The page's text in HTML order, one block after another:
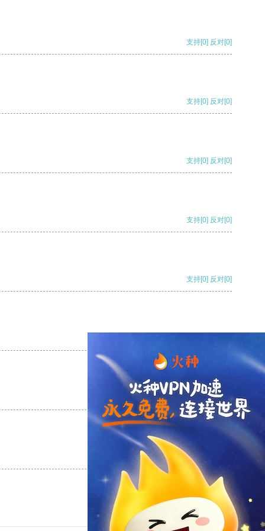
支持[0] 反对[0]
支持[0] 反对[0]
支持[0] 反对[0]
支持[0] 反对[0]
支持[0] 反对[0]
支持 [0] 反对 [0]
支持